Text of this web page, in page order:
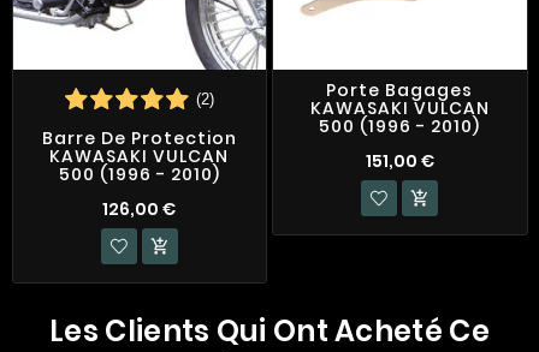
(2)
Barre De Protection
KAWASAKI VULCAN
500 (1996 - 2010)
126,00 €

Porte Bagages
KAWASAKI VULCAN
500 (1996 - 2010)
151,00 €

Les Clients Qui Ont Acheté Ce